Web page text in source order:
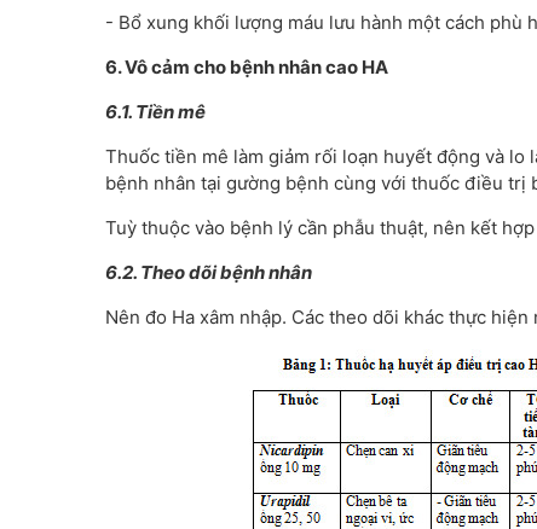
- Bổ xung khối lượng máu lưu hành một cách phù
6. Vô cảm cho bệnh nhân cao HA
6.1. Tiền mê
Thuốc tiền mê làm giảm rối loạn huyết động và
bệnh nhân tại gường bệnh cùng với thuốc điều trị
Tuỳ thuộc vào bệnh lý cần phẫu thuật, nên kết
6.2. Theo dõi bệnh nhân
Nên đo Ha xâm nhập. Các theo dõi khác thực